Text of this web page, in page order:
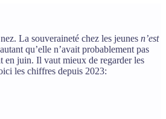
La souveraineté chez les jeunes n’est
qu’elle n’avait probablement pas
en juin. Il vaut mieux de regarder les
les chiffres depuis 2023: